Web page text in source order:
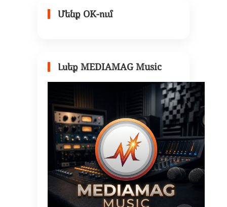
Մենք OK-ում
Լսեք MEDIAMAG Music